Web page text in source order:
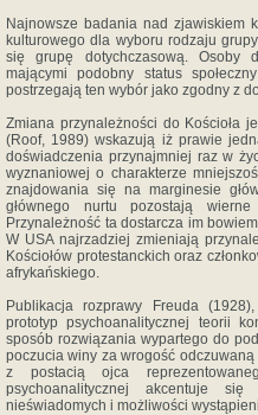
Najnowsze badania nad zjawiskiem
kulturowego dla wyboru rodzaju
się grupę dotychczasową. Osoby
mającymi podobny status
postrzegają ten wybór jako zgodny z
Zmiana przynależności do Kościoła
(Roof, 1989) wskazują iż prawie
doświadczenia przynajmniej raz w
wyznaniowej o charakterze
znajdowania się na marginesie
głównego nurtu pozostają
Przynależność ta dostarcza im
W USA najrzadziej zmieniają
Kościołów protestanckich oraz
afrykańskiego.
Publikacja rozprawy Freuda
prototyp psychoanalitycznej teorii
sposób rozwiązania wypartego do
poczucia winy za wrogość
z postacią ojca
psychoanalitycznej akcentuje
nieświadomych i możliwości